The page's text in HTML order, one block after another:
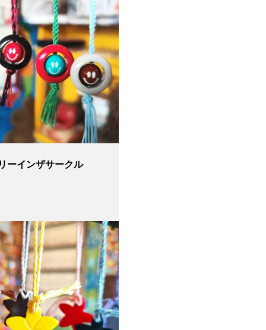
ーインザサークル